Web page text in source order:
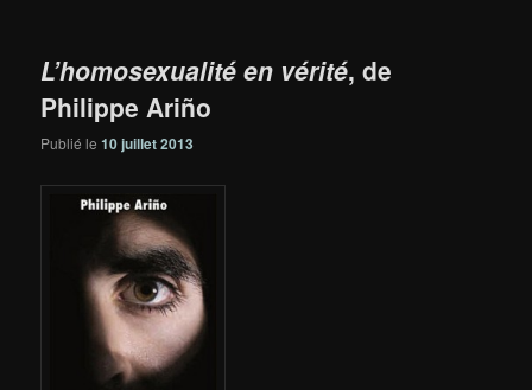
L’homosexualité en vérité, de
Philippe Ariño
Publié le10 juillet 2013